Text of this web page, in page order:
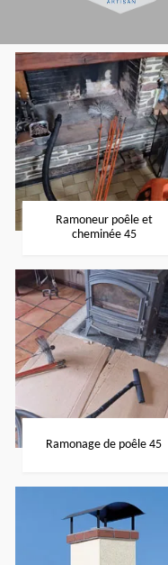
Ramoneur poêle et
cheminée 45
Ramonage de poêle 45